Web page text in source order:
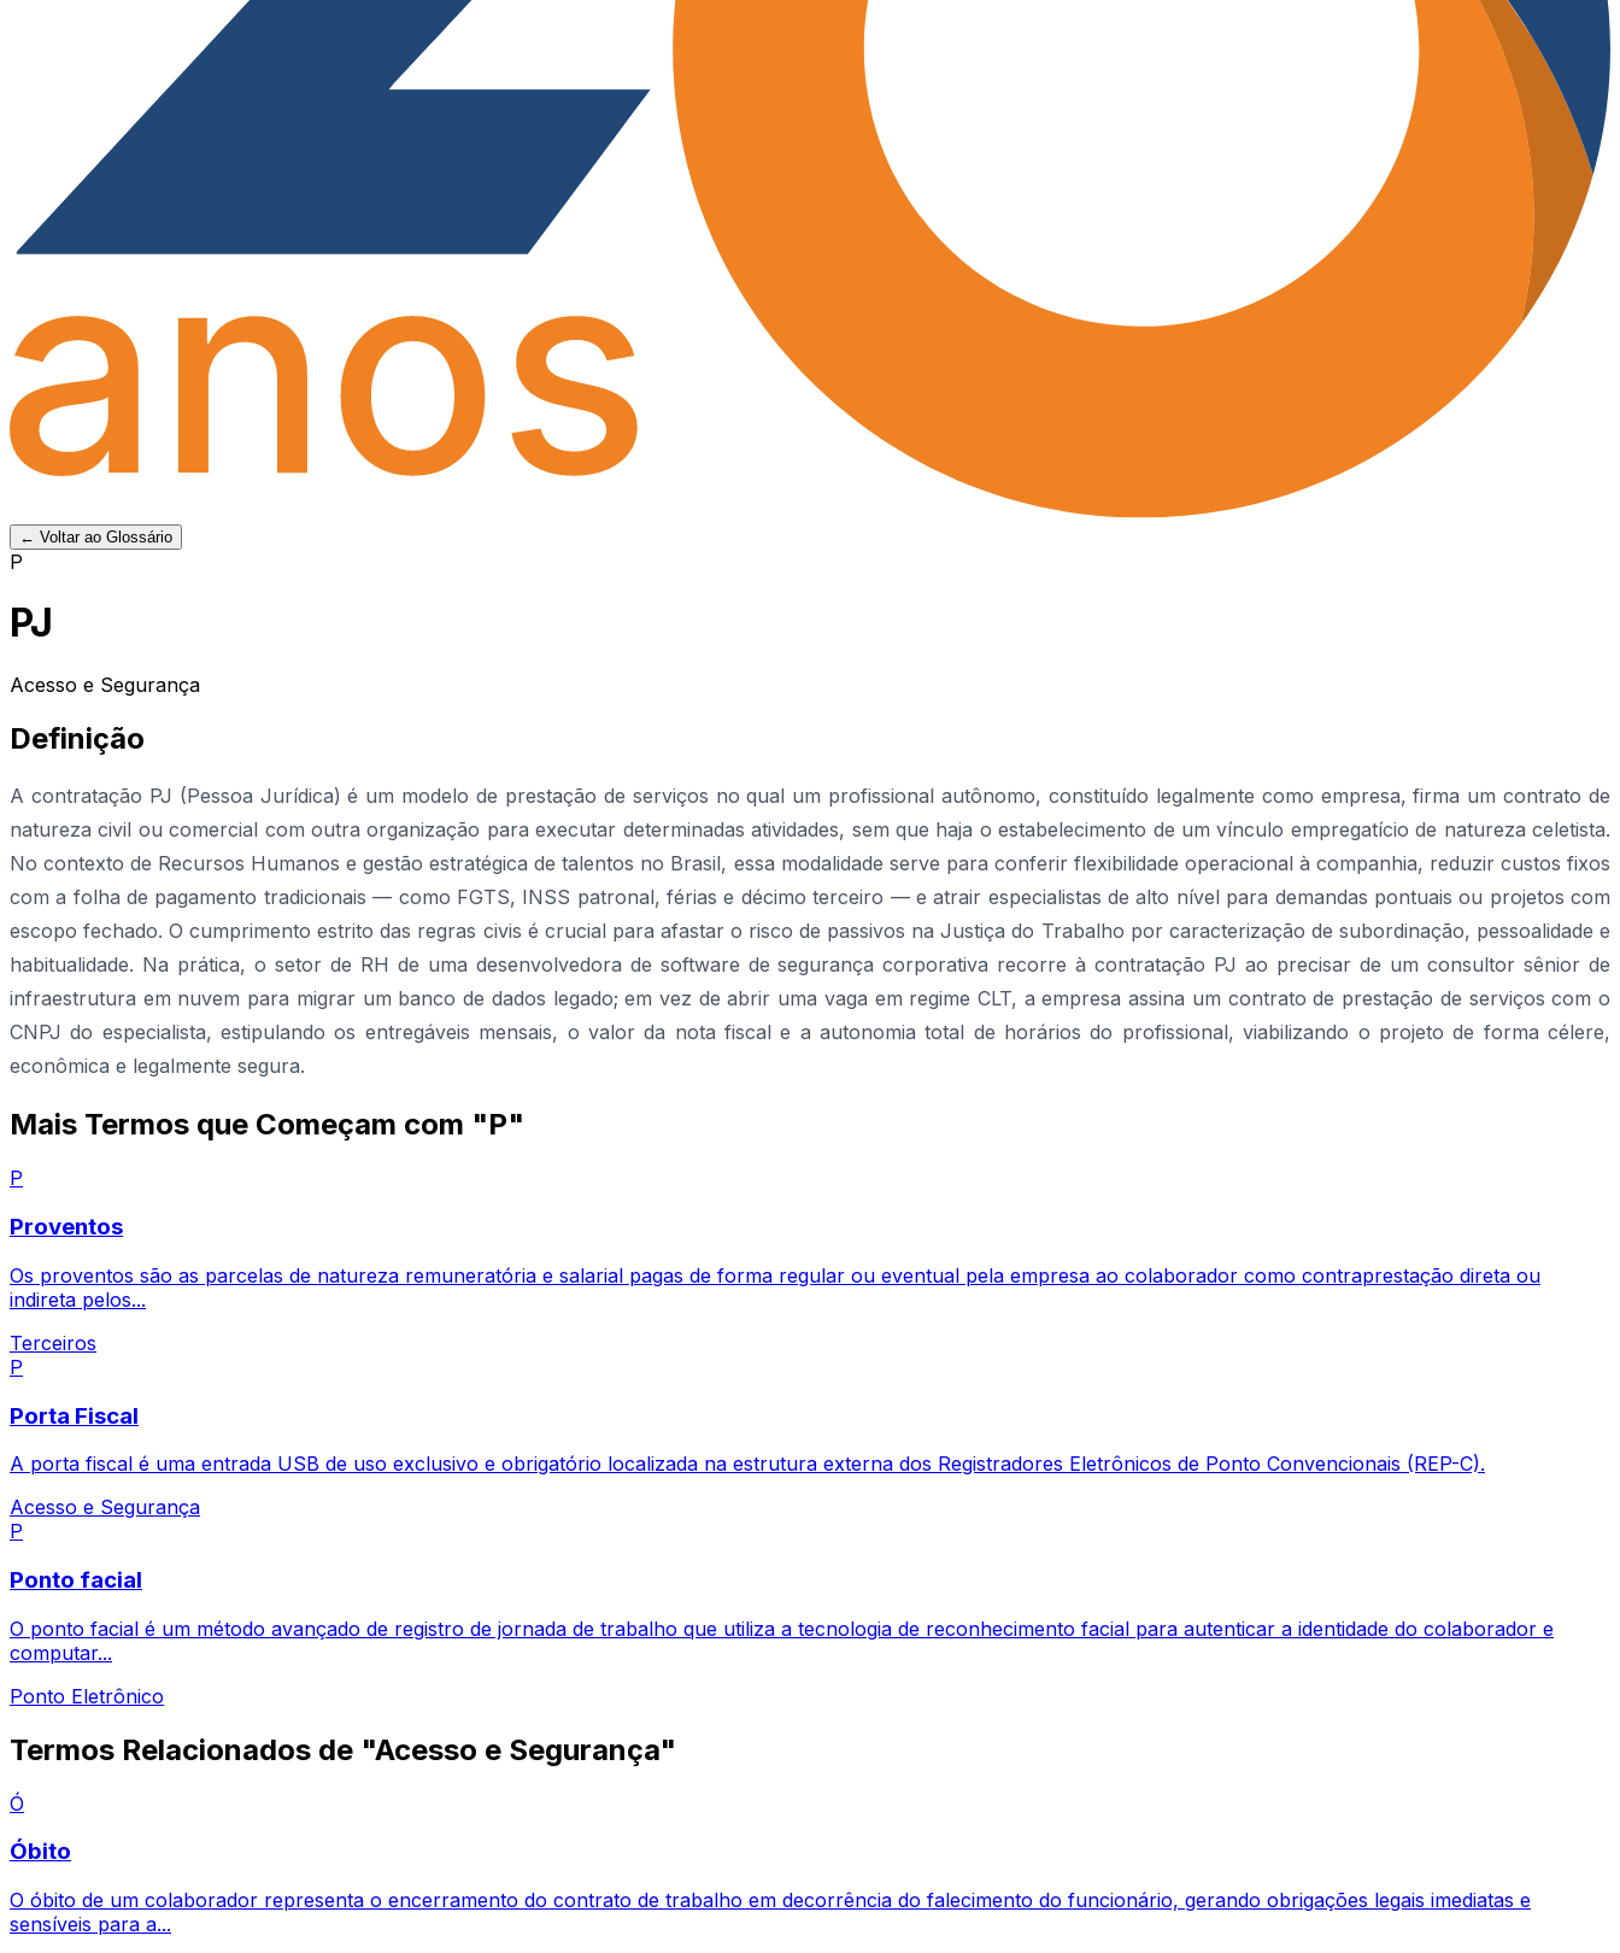
← Voltar ao Glossário
P
PJ
Acesso e Segurança
Definição
A contratação PJ (Pessoa Jurídica) é um modelo de prestação de serviços no qual um profissional autônomo, constituído legalmente como empresa, firma um contrato de
natureza civil ou comercial com outra organização para executar determinadas atividades, sem que haja o estabelecimento de um vínculo empregatício de natureza celetista.
No contexto de Recursos Humanos e gestão estratégica de talentos no Brasil, essa modalidade serve para conferir flexibilidade operacional à companhia, reduzir custos fixos
com a folha de pagamento tradicionais — como FGTS, INSS patronal, férias e décimo terceiro — e atrair especialistas de alto nível para demandas pontuais ou projetos com
escopo fechado. O cumprimento estrito das regras civis é crucial para afastar o risco de passivos na Justiça do Trabalho por caracterização de subordinação, pessoalidade e
habitualidade. Na prática, o setor de RH de uma desenvolvedora de software de segurança corporativa recorre à contratação PJ ao precisar de um consultor sênior de
infraestrutura em nuvem para migrar um banco de dados legado; em vez de abrir uma vaga em regime CLT, a empresa assina um contrato de prestação de serviços com o
CNPJ do especialista, estipulando os entregáveis mensais, o valor da nota fiscal e a autonomia total de horários do profissional, viabilizando o projeto de forma célere,
econômica e legalmente segura.
Mais Termos que Começam com "P"
P
Proventos
Os proventos são as parcelas de natureza remuneratória e salarial pagas de forma regular ou eventual pela empresa ao colaborador como contraprestação direta ou
indireta pelos...
Terceiros
P
Porta Fiscal
A porta fiscal é uma entrada USB de uso exclusivo e obrigatório localizada na estrutura externa dos Registradores Eletrônicos de Ponto Convencionais (REP-C).
Acesso e Segurança
P
Ponto facial
O ponto facial é um método avançado de registro de jornada de trabalho que utiliza a tecnologia de reconhecimento facial para autenticar a identidade do colaborador e
computar...
Ponto Eletrônico
Termos Relacionados de "Acesso e Segurança"
Ó
Óbito
O óbito de um colaborador representa o encerramento do contrato de trabalho em decorrência do falecimento do funcionário, gerando obrigações legais imediatas e
sensíveis para a...